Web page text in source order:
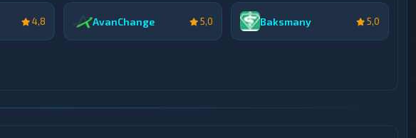
4,8 AvanChange 5,0 Baksmany 5,0